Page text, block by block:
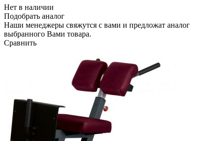
Нет в наличии
Подобрать аналог
Наши менеджеры свяжутся с вами и предложат аналог
выбранного Вами товара.
Сравнить